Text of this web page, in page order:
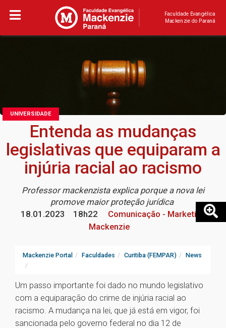
Faculdade Evangélica
Mackenzie do Paraná
UNIVERSIDADE
Entenda as mudanças
legislativas que equiparam a
injúria racial ao racismo
Professor mackenzista explica porque a nova lei
promove maior proteção jurídica
18.01.2023
18h22
Comunicação - Marketing
Mackenzie
Mackenzie Portal Faculdades Curitiba (FEMPAR) News
Um passo importante foi dado no mundo legislativo
com a equiparação do crime de injúria racial ao
racismo. A mudança na lei, que já está em vigor, foi
sancionada pelo governo federal no dia 12 de